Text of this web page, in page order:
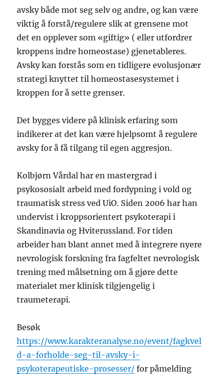
avsky både mot seg selv og andre, og kan være
viktig å forstå/regulere slik at grensene mot
det en opplever som «giftig» ( eller utfordrer
kroppens indre homeostase) gjenetableres.
Avsky kan forstås som en tidligere evolusjonær
strategi knyttet til homeostasesystemet i
kroppen for å sette grenser.
Det bygges videre på klinisk erfaring som
indikerer at det kan være hjelpsomt å regulere
avsky for å få tilgang til egen aggresjon.
Kolbjørn Vårdal har en mastergrad i
psykososialt arbeid med fordypning i vold og
traumatisk stress ved UiO. Siden 2006 har han
undervist i kroppsorientert psykoterapi i
Skandinavia og Hviterussland. For tiden
arbeider han blant annet med å integrere nyere
nevrologisk forskning fra fagfeltet nevrologisk
trening med målsetning om å gjøre dette
materialet mer klinisk tilgjengelig i
traumeterapi.
Besøk
https://www.karakteranalyse.no/event/fagkvel
d-a-forholde-seg-til-avsky-i-
psykoterapeutiske-prosesser/ for påmelding